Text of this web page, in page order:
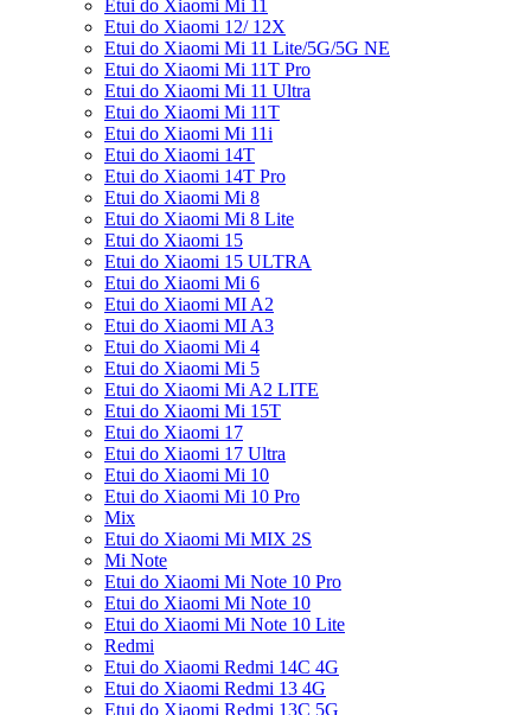
Etui do Xiaomi Mi 11
Etui do Xiaomi 12/ 12X
Etui do Xiaomi Mi 11 Lite/5G/5G NE
Etui do Xiaomi Mi 11T Pro
Etui do Xiaomi Mi 11 Ultra
Etui do Xiaomi Mi 11T
Etui do Xiaomi Mi 11i
Etui do Xiaomi 14T
Etui do Xiaomi 14T Pro
Etui do Xiaomi Mi 8
Etui do Xiaomi Mi 8 Lite
Etui do Xiaomi 15
Etui do Xiaomi 15 ULTRA
Etui do Xiaomi Mi 6
Etui do Xiaomi MI A2
Etui do Xiaomi MI A3
Etui do Xiaomi Mi 4
Etui do Xiaomi Mi 5
Etui do Xiaomi Mi A2 LITE
Etui do Xiaomi Mi 15T
Etui do Xiaomi 17
Etui do Xiaomi 17 Ultra
Etui do Xiaomi Mi 10
Etui do Xiaomi Mi 10 Pro
Mix
Etui do Xiaomi Mi MIX 2S
Mi Note
Etui do Xiaomi Mi Note 10 Pro
Etui do Xiaomi Mi Note 10
Etui do Xiaomi Mi Note 10 Lite
Redmi
Etui do Xiaomi Redmi 14C 4G
Etui do Xiaomi Redmi 13 4G
Etui do Xiaomi Redmi 13C 5G